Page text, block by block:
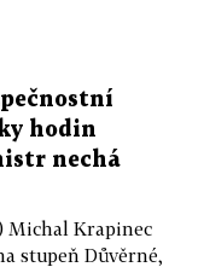
hodin
nechá
Michal Krapinec
stupeň Důvěrné,